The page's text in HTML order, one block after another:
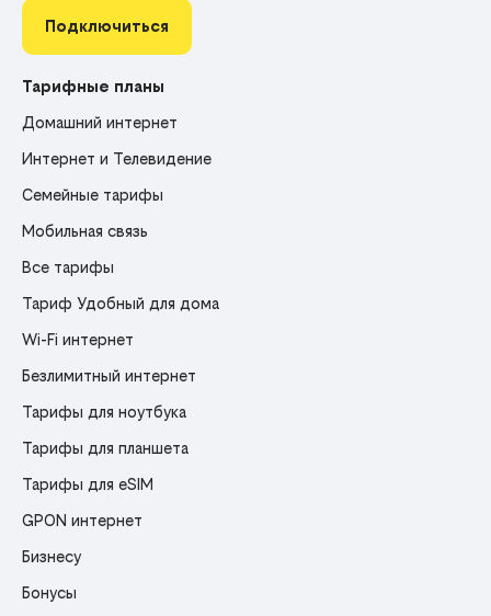
Подключиться
Тарифные планы
Домашний интернет
Интернет и Телевидение
Семейные тарифы
Мобильная связь
Все тарифы
Тариф Удобный для дома
Wi-Fi интернет
Безлимитный интернет
Тарифы для ноутбука
Тарифы для планшета
Тарифы для eSIM
GPON интернет
Бизнесу
Бонусы